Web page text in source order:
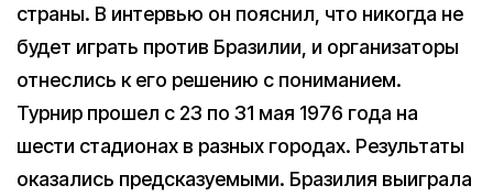
страны. В интервью он пояснил, что никогда не
будет играть против Бразилии, и организаторы
отнеслись к его решению с пониманием.
Турнир прошел с 23 по 31 мая 1976 года на
шести стадионах в разных городах. Результаты
оказались предсказуемыми. Бразилия выиграла